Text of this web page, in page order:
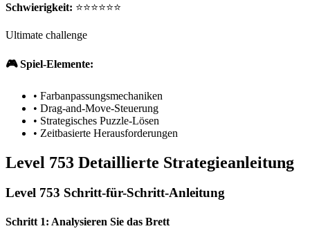
Schwierigkeit: ⭐⭐⭐⭐⭐⭐
Ultimate challenge
🎮 Spiel-Elemente:
• Farbanpassungsmechaniken
• Drag-and-Move-Steuerung
• Strategisches Puzzle-Lösen
• Zeitbasierte Herausforderungen
Level 753 Detaillierte Strategieanleitung
Level 753 Schritt-für-Schritt-Anleitung
Schritt 1: Analysieren Sie das Brett